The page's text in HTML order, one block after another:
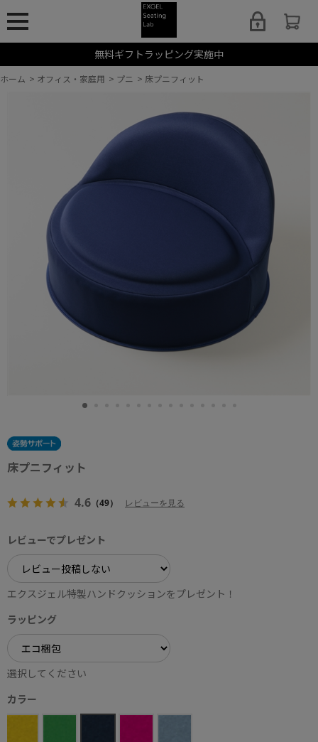
無料ギフトラッピング実施中
ホーム > オフィス・家庭用 > プニ > 床プニフィット
床プニフィット
4.6 （49） レビューを見る
レビューでプレゼント
エクスジェル特製ハンドクッションをプレゼント！
ラッピング
選択してください
カラー